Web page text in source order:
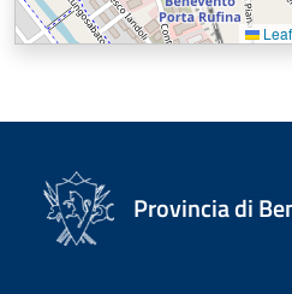
Provincia di